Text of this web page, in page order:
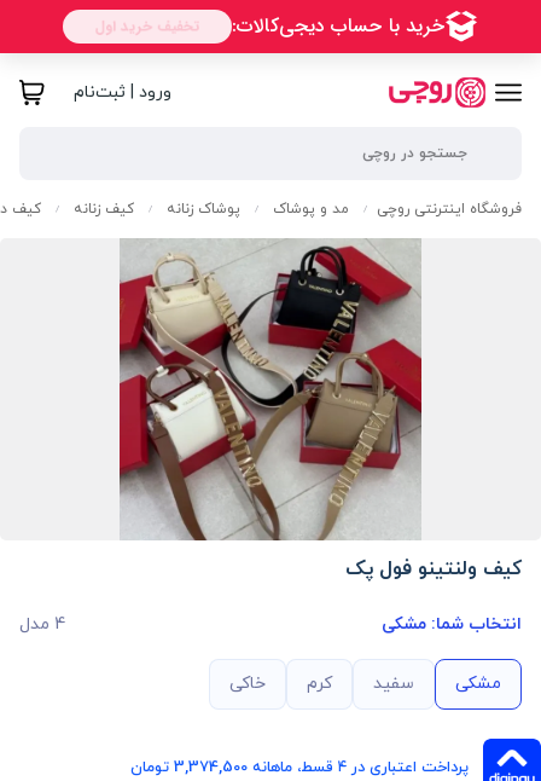
ورود | ثبت‌نام
فروشگاه اینترنتی روچی / مد و پوشاک / پوشاک زنانه / کیف زنانه / کیف
کیف ولنتینو فول پک
انتخاب شما: مشکی 4 مدل
مشکی سفید کرم خاکی
پرداخت اعتباری در ۴ قسط، ماهانه 3,374,500 تومان